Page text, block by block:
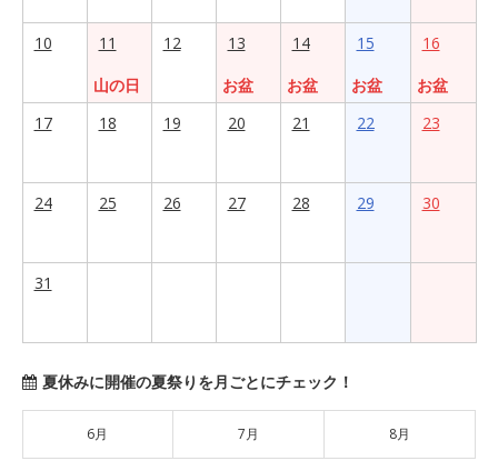
10
11
山の日
12
13
お盆
14
お盆
15
お盆
16
お盆
17
18 19 20 21 22 23
24 25 26 27 28 29 30
31
夏休みに開催の夏祭りを月ごとにチェック！
6月 7月 8月